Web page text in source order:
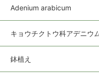
Adenium arabicum
キョウチクトウ科アデニウ
鉢植え